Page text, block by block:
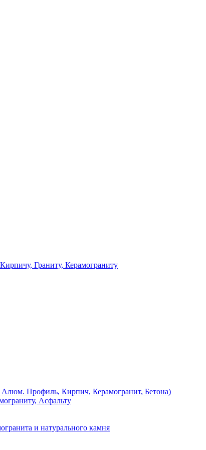
Граниту, Керамограниту
Профиль, Кирпич, Керамогранит, Бетона)
Асфальту
и натурального камня